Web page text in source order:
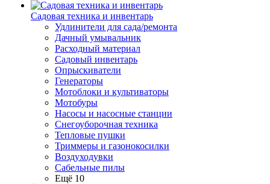
Садовая техника и инвентарь
Удлинители для сада/ремонта
Дачный умывальник
Расходный материал
Садовый инвентарь
Опрыскиватели
Генераторы
Мотоблоки и культиваторы
Мотобуры
Насосы и насосные станции
Снегоуборочная техника
Тепловые пушки
Триммеры и газонокосилки
Воздуходувки
Сабельные пилы
Ещё 10